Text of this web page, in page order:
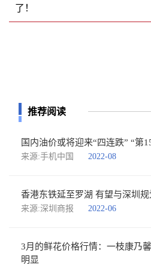
了！
推荐阅读
国内油价或将迎来“四连跌” “第
来源:手机中国 2022-08
香港东铁延至罗湖 有望与深圳
来源:深圳商报 2022-06
3月的鲜花价格行情：一枝康乃
明显